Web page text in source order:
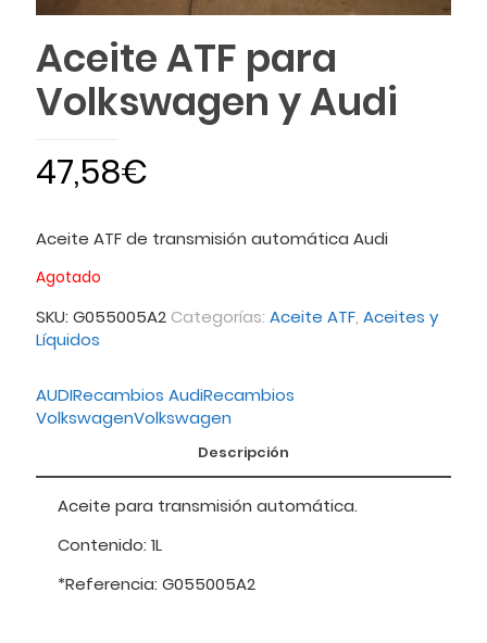
Aceite ATF para
Volkswagen y Audi
47,58€
Aceite ATF de transmisión automática Audi
Agotado
SKU: G055005A2 Categorías: Aceite ATF, Aceites y
Líquidos
AUDIRecambios AudiRecambios
VolkswagenVolkswagen
Descripción
Aceite para transmisión automática.
Contenido: 1L
*Referencia: G055005A2